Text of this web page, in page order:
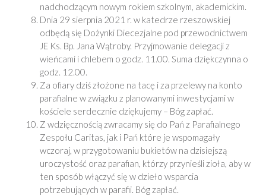
nadchodzącym nowym rokiem szkolnym, akademickim.
Dnia 29 sierpnia 2021 r. w katedrze rzeszowskiej
odbędą się Dożynki Diecezjalne pod przewodnictwem
JE Ks. Bp. Jana Wątroby. Przyjmowanie delegacji z
wieńcami i chlebem o godz. 11.00. Suma dziękczynna o
godz. 12.00.
Za ofiary dziś złożone na tacę i za przelewy na konto
parafialne w związku z planowanymi inwestycjami w
kościele serdecznie dziękujemy – Bóg zapłać.
Z wdzięcznością zwracamy się do Pań z Parafialnego
Zespołu Caritas, jak i Pań które je wspomagały
wczoraj, w przygotowaniu bukietów na dzisiejszą
uroczystość oraz parafian, którzy przynieśli zioła, aby w
ten sposób włączyć się w dzieło wsparcia
potrzebujących w parafii. Bóg zapłać.